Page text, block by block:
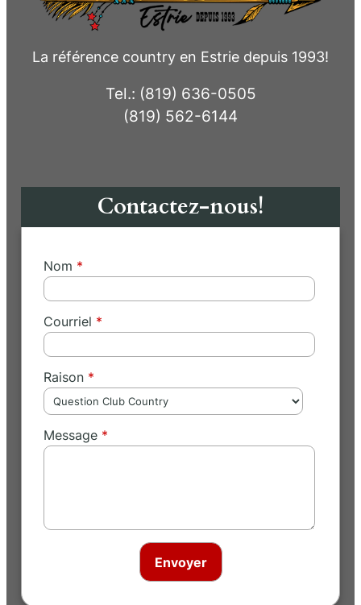
La référence country en Estrie depuis 1993!
Tel.: (819) 636-0505
(819) 562-6144
Contactez-nous!
Nom
Courriel
Raison
Message